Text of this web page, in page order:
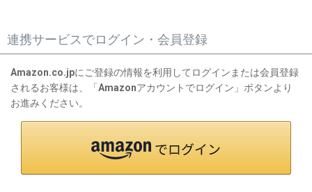
連携サービスでログイン・会員登録
Amazon.co.jpにご登録の情報を利用してログインまたは会員登録
されるお客様は、「Amazonアカウントでログイン」ボタンより
お進みください。